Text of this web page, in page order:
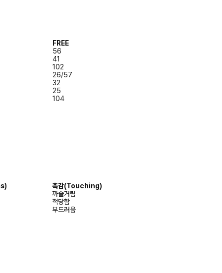
FREE
56
41
102
26/57
32
25
104
촉감(Touching)
까슬거림
적당함
부드러움